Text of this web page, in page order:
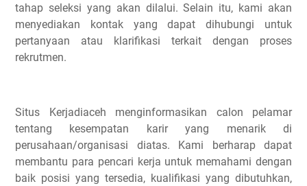
tahap seleksi yang akan dilalui. Selain itu, kami akan
menyediakan kontak yang dapat dihubungi untuk
pertanyaan atau klarifikasi terkait dengan proses
rekrutmen.
Situs Kerjadiaceh menginformasikan calon pelamar
tentang kesempatan karir yang menarik di
perusahaan/organisasi diatas. Kami berharap dapat
membantu para pencari kerja untuk memahami dengan
baik posisi yang tersedia, kualifikasi yang dibutuhkan,